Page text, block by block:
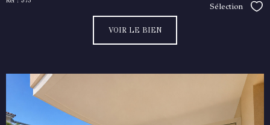
Sélection
VOIR LE BIEN